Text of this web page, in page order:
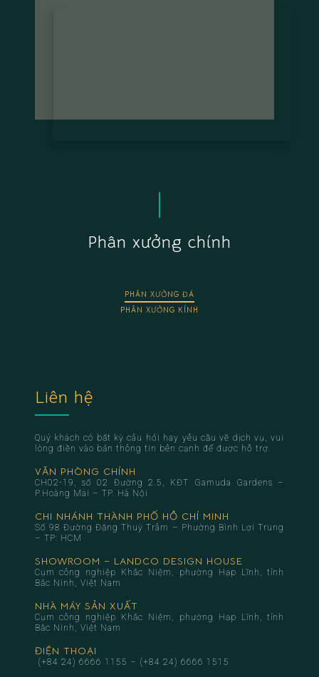
Phân xưởng chính
PHÂN XƯỞNG ĐÁ
PHÂN XƯỞNG KÍNH
Liên hệ
Quý khách có bất kỳ câu hỏi hay yêu cầu về dịch vụ, vui
lòng điền vào bản thông tin bên cạnh để được hỗ trợ.
VĂN PHÒNG CHÍNH
CH02-19, số 02 Đường 2.5, KĐT Gamuda Gardens –
P.Hoàng Mai – TP. Hà Nội
CHI NHÁNH THÀNH PHỐ HỒ CHÍ MINH
Số 98 Đường Đặng Thuỳ Trâm – Phường Bình Lợi Trung
– TP: HCM
SHOWROOM – LANDCO DESIGN HOUSE
Cụm công nghiệp Khắc Niệm, phường Hạp Lĩnh, tỉnh
Bắc Ninh, Việt Nam
NHÀ MÁY SẢN XUẤT
Cụm công nghiệp Khắc Niệm, phường Hạp Lĩnh, tỉnh
Bắc Ninh, Việt Nam
ĐIỆN THOẠI
(+84 24) 6666 1155 – (+84 24) 6666 1515